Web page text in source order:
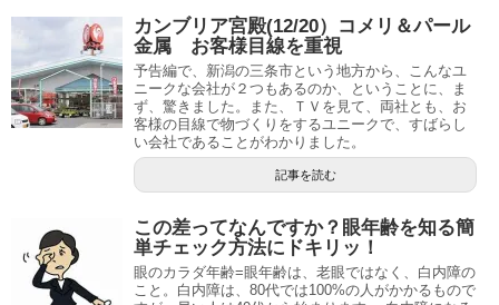
カンブリア宮殿(12/20）コメリ＆パール
金属 お客様目線を重視
予告編で、新潟の三条市という地方から、こんなユ
ニークな会社が２つもあるのか、ということに、ま
ず、驚きました。また、ＴＶを見て、両社とも、お
客様の目線で物づくりをするユニークで、すばらし
い会社であることがわかりました。
記事を読む
この差ってなんですか？眼年齢を知る簡
単チェック方法にドキリッ！
眼のカラダ年齢=眼年齢は、老眼ではなく、白内障の
こと。白内障は、80代では100%の人がかかるもので